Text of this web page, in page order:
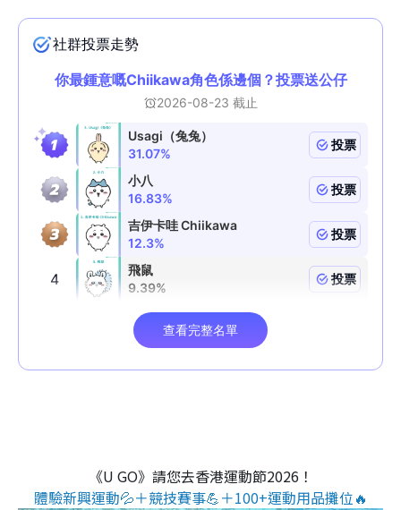
《U GO》請您去香港運動節2026！
體驗新興運動💦＋競技賽事💪＋100+運動用品攤位🔥